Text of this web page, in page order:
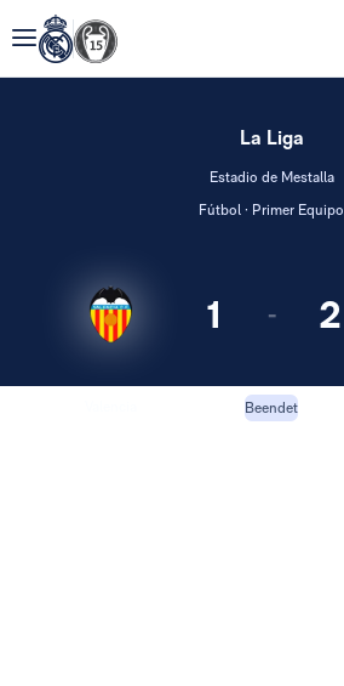
La Liga
Estadio de Mestalla
Fútbol · Primer Equipo
1 - 2
Beendet